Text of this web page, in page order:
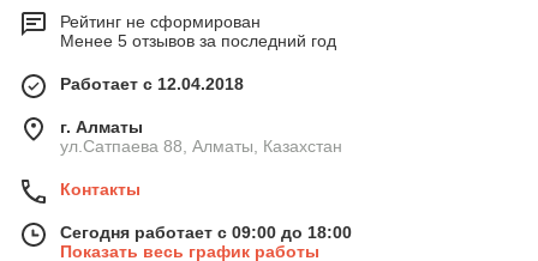
Рейтинг не сформирован
Менее 5 отзывов за последний год
Работает с 12.04.2018
г. Алматы
ул.Сатпаева 88, Алматы, Казахстан
Контакты
Сегодня работает с 09:00 до 18:00
Показать весь график работы